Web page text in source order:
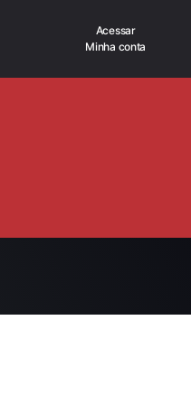
Acessar
Minha conta